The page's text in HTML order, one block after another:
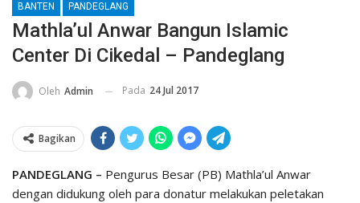
BANTEN PANDEGLANG
Mathla’ul Anwar Bangun Islamic
Center Di Cikedal – Pandeglang
Oleh Admin Pada 24 Jul 2017
Bagikan
PANDEGLANG – Pengurus Besar (PB) Mathla’ul Anwar
dengan didukung oleh para donatur melakukan peletakan